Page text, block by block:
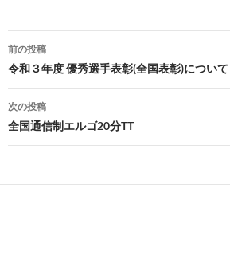
投
稿
ナ
ゲ
前の投稿
令和３年度 優秀選手表彰(全国表彰)について
次の投稿
全国通信制エルゴ20分TT